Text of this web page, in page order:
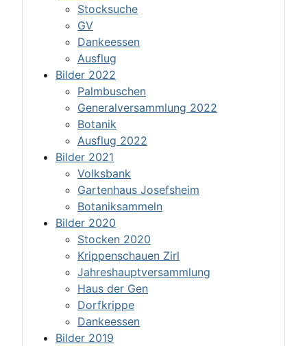
Stocksuche
GV
Dankeessen
Ausflug
Bilder 2022
Palmbuschen
Generalversammlung 2022
Botanik
Ausflug 2022
Bilder 2021
Volksbank
Gartenhaus Josefsheim
Botaniksammeln
Bilder 2020
Stocken 2020
Krippenschauen Zirl
Jahreshauptversammlung
Haus der Gen
Dorfkrippe
Dankeessen
Bilder 2019